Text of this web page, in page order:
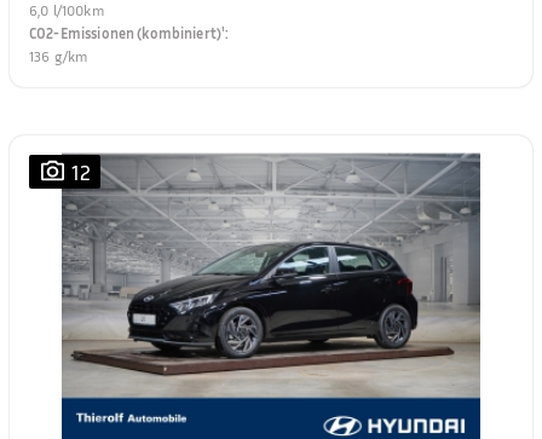
6,0 l/100km
CO2-Emissionen (kombiniert)¹:
136 g/km
12